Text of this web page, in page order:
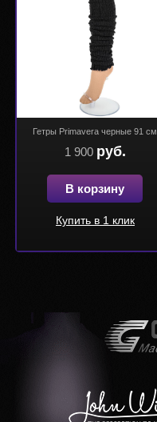
Гетры Primavera черные 91 см
1 900 руб.
В корзину
Купить в 1 клик